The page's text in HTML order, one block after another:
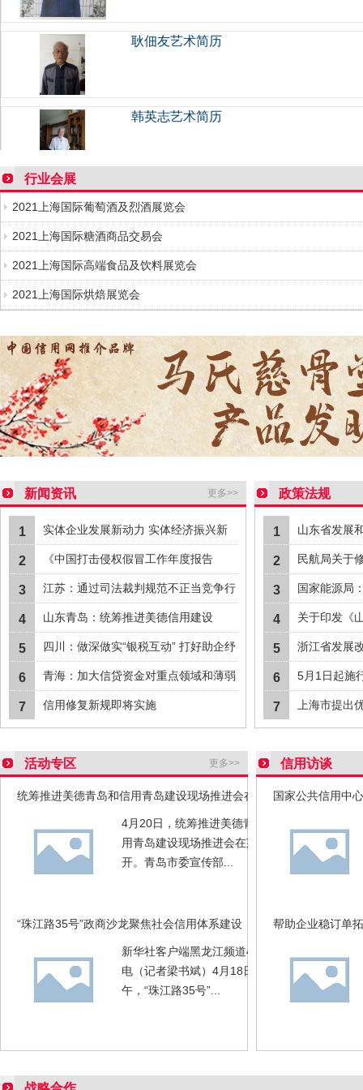
“非遗＋旅游”如何实现 1＋1＞2
戴成夫艺术简历
行业会展
2021上海国际葡萄酒及烈酒展览会
2021上海国际糖酒商品交易会
2021上海国际高端食品及饮料展览会
2021上海国际烘焙展览会
新闻资讯 更多>>
1 实体企业发展新动力 实体经济振兴新
引擎
2 《中国打击侵权假冒工作年度报告
（2022）》发布
3 江苏：通过司法裁判规范不正当竞争行
为
4 山东青岛：统筹推进美德信用建设
5 四川：做深做实“银税互动” 打好助企纾
困“组合拳”
6 青海：加大信贷资金对重点领域和薄弱
环节支持力度
7 信用修复新规即将实施
政策法规
1 山东省发展
东省公共信
2 民航局关于
营评价管理
3 国家能源局
综合评价标
4 关于印发《
2023年工作
5 浙江省发展
体工商户公
6 5月1日起施
不予信用修
7 上海市提出
活动专区 更多>>
统筹推进美德青岛和信用青岛建设现场推进会在莱西市召
4月20日，统筹推进美德青岛和信
用青岛建设现场推进会在莱西市召
开。青岛市委宣传部...
“珠江路35号”政商沙龙聚焦社会信用体系建设
新华社客户端黑龙江频道4月19日
电（记者梁书斌）4月18日上
午，“珠江路35号”...
信用访谈
国家公共信用中
帮助企业稳订单